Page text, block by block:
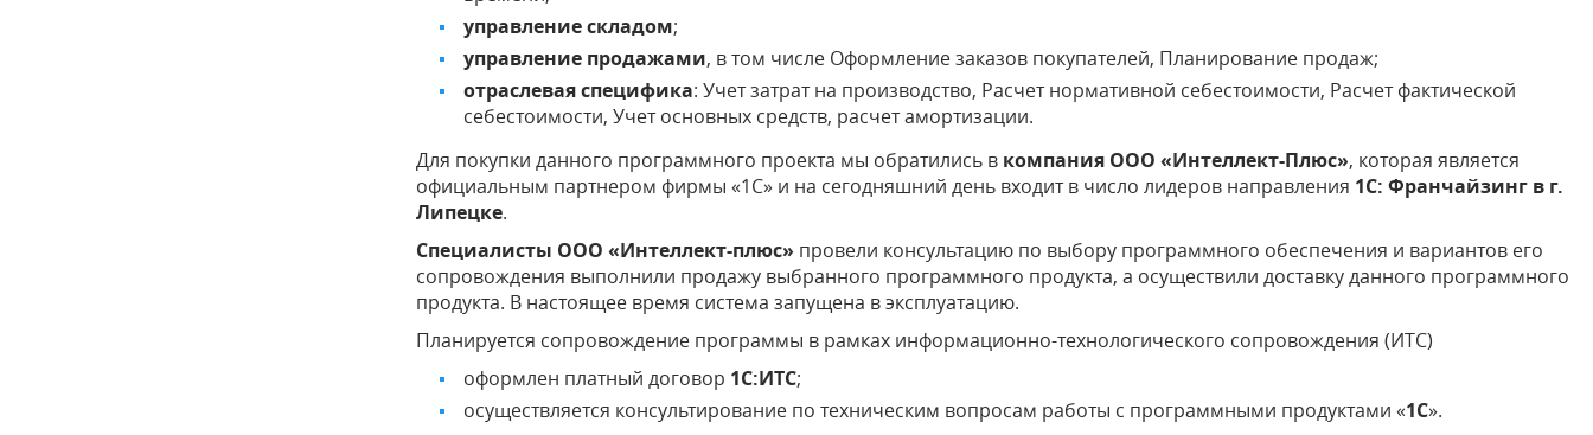
управление складом;
управление продажами, в том числе Оформление заказов покупателей, Планирование продаж;
отраслевая специфика: Учет затрат на производство, Расчет нормативной себестоимости, Расчет фактической
себестоимости, Учет основных средств, расчет амортизации.
Для покупки данного программного проекта мы обратились в компания ООО «Интеллект-Плюс», которая является
официальным партнером фирмы «1С» и на сегодняшний день входит в число лидеров направления 1С: Франчайзинг в г.
Липецке.
Специалисты ООО «Интеллект-плюс» провели консультацию по выбору программного обеспечения и вариантов его
сопровождения выполнили продажу выбранного программного продукта, а осуществили доставку данного программного
продукта. В настоящее время система запущена в эксплуатацию.
Планируется сопровождение программы в рамках информационно-технологического сопровождения (ИТС)
оформлен платный договор 1С:ИТС;
осуществляется консультирование по техническим вопросам работы с программными продуктами «1С».